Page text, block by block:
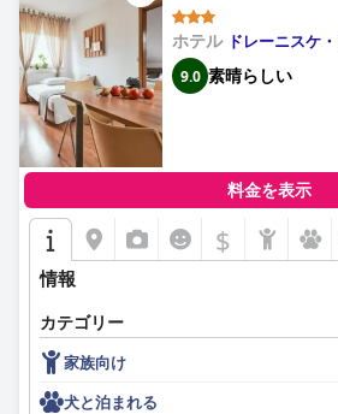
す。
切、多言語対応であると評価されています
スタッフが生み出す温かく歓迎的な雰囲
上させるものとして頻繁に言及されていま
連れのお客様も、あらゆる年齢層と毛皮で
適に過ごせるように配慮された施設やサー
テルは特に快適です。
駐車場も便利な点の1つで、オートバイ用
安全な無料の駐車場が利用可能です。
頼性が高く、基本的なオンライン活動に対
のニーズを満たしています。
要約すると、ホテル・プリ・ベロクランツ
ョン、清潔で快適な客室、楽しい食事体験
ビスにより、多様な旅行者にとってお気
おり、費用対効果に優れています。
ホテル ドレーニスケ
9.0 素晴らしい
料金を表示
$
情報
カテゴリー
家族向け
犬と泊まれる